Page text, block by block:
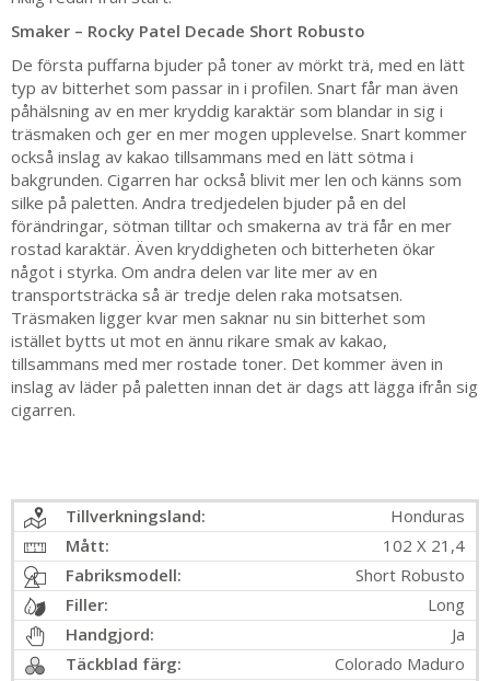
Smaker – Rocky Patel Decade Short Robusto
De första puffarna bjuder på toner av mörkt trä, med en lätt
typ av bitterhet som passar in i profilen. Snart får man även
påhälsning av en mer kryddig karaktär som blandar in sig i
träsmaken och ger en mer mogen upplevelse. Snart kommer
också inslag av kakao tillsammans med en lätt sötma i
bakgrunden. Cigarren har också blivit mer len och känns som
silke på paletten. Andra tredjedelen bjuder på en del
förändringar, sötman tilltar och smakerna av trä får en mer
rostad karaktär. Även kryddigheten och bitterheten ökar
något i styrka. Om andra delen var lite mer av en
transportsträcka så är tredje delen raka motsatsen.
Träsmaken ligger kvar men saknar nu sin bitterhet som
istället bytts ut mot en ännu rikare smak av kakao,
tillsammans med mer rostade toner. Det kommer även in
inslag av läder på paletten innan det är dags att lägga ifrån sig
cigarren.
Tillverkningsland:
Honduras
Mått:
102 X 21,4
Fabriksmodell:
Short Robusto
Filler:
Long
Handgjord:
Ja
Täckblad färg:
Colorado Maduro